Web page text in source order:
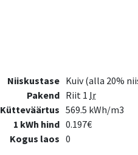
Niiskustase Kuiv (alla 20%
Pakend Riit 1 lr
Kütteväärtus 569.5 kWh/m3
1 kWh hind 0.197€
Kogus laos 0